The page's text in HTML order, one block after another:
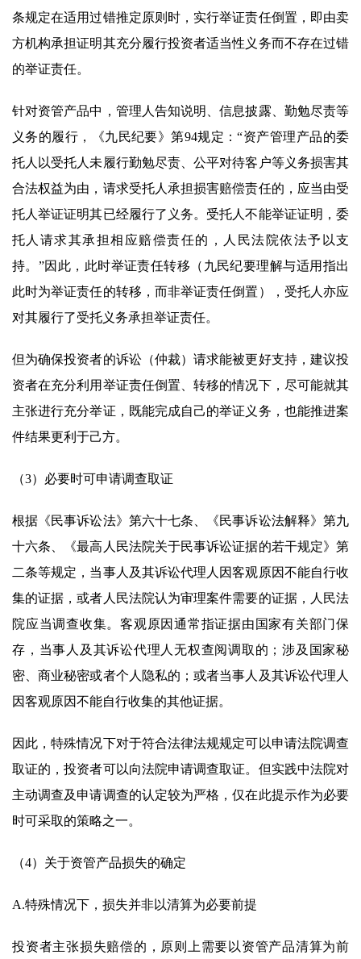
条规定在适用过错推定原则时，实行举证责任倒置，即由卖
方机构承担证明其充分履行投资者适当性义务而不存在过错
的举证责任。
针对资管产品中，管理人告知说明、信息披露、勤勉尽责等
义务的履行，《九民纪要》第94规定：“资产管理产品的委
托人以受托人未履行勤勉尽责、公平对待客户等义务损害其
合法权益为由，请求受托人承担损害赔偿责任的，应当由受
托人举证证明其已经履行了义务。受托人不能举证证明，委
托人请求其承担相应赔偿责任的，人民法院依法予以支
持。”因此，此时举证责任转移（九民纪要理解与适用指出
此时为举证责任的转移，而非举证责任倒置），受托人亦应
对其履行了受托义务承担举证责任。
但为确保投资者的诉讼（仲裁）请求能被更好支持，建议投
资者在充分利用举证责任倒置、转移的情况下，尽可能就其
主张进行充分举证，既能完成自己的举证义务，也能推进案
件结果更利于己方。
（3）必要时可申请调查取证
根据《民事诉讼法》第六十七条、《民事诉讼法解释》第九
十六条、《最高人民法院关于民事诉讼证据的若干规定》第
二条等规定，当事人及其诉讼代理人因客观原因不能自行收
集的证据，或者人民法院认为审理案件需要的证据，人民法
院应当调查收集。客观原因通常指证据由国家有关部门保
存，当事人及其诉讼代理人无权查阅调取的；涉及国家秘
密、商业秘密或者个人隐私的；或者当事人及其诉讼代理人
因客观原因不能自行收集的其他证据。
因此，特殊情况下对于符合法律法规规定可以申请法院调查
取证的，投资者可以向法院申请调查取证。但实践中法院对
主动调查及申请调查的认定较为严格，仅在此提示作为必要
时可采取的策略之一。
（4）关于资管产品损失的确定
A.特殊情况下，损失并非以清算为必要前提
投资者主张损失赔偿的，原则上需要以资管产品清算为前